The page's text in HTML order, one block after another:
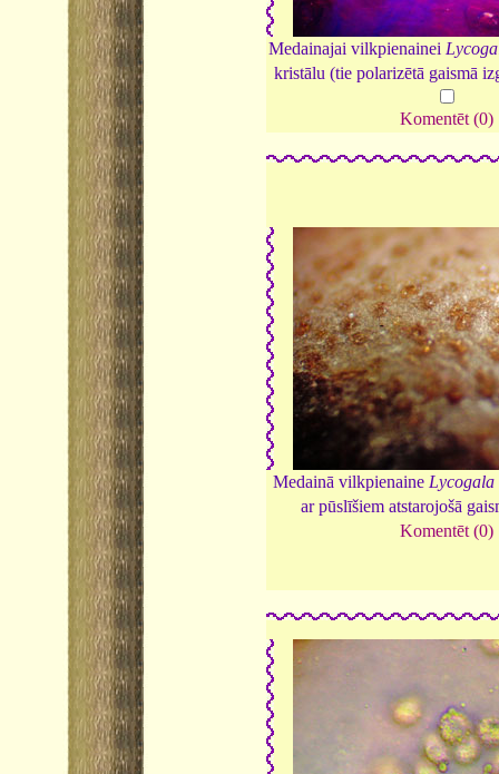
Medainajai vilkpienainei
kristālu (tie polarizētā gaismā
Komentēt (0)
Medainā vilkpienaine Lycogala
ar pūslīšiem atstarojošā
Komentēt (0)